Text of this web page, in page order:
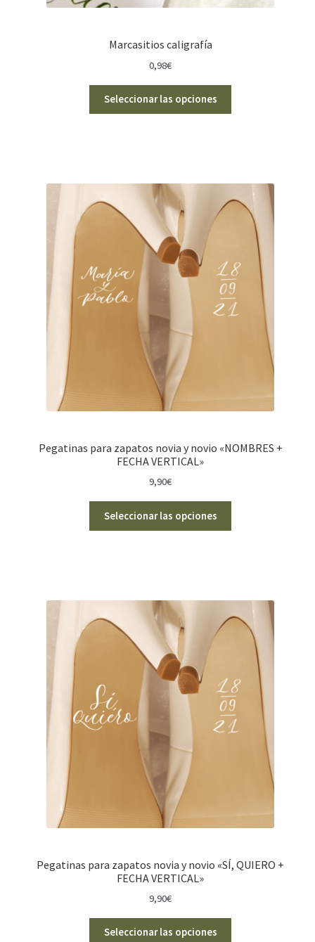
Marcasitios caligrafía
0,98€
Seleccionar las opciones
Pegatinas para zapatos novia y novio «NOMBRES +
FECHA VERTICAL»
9,90€
Seleccionar las opciones
Pegatinas para zapatos novia y novio «SÍ, QUIERO +
FECHA VERTICAL»
9,90€
Seleccionar las opciones